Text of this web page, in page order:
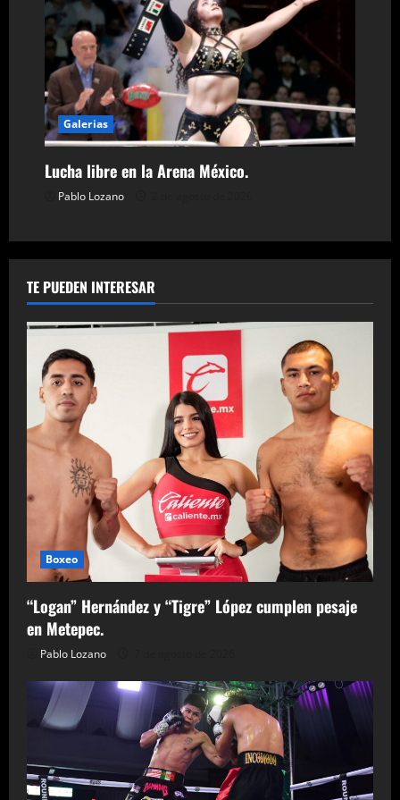
Galerias
Lucha libre en la Arena México.
Pablo Lozano
TE PUEDEN INTERESAR
Boxeo
“Logan” Hernández y “Tigre” López cumplen pesaje
en Metepec.
Pablo Lozano